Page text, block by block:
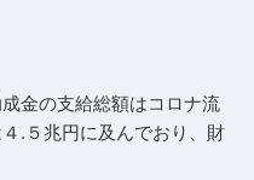
金の支給総額はコロナ流
.５兆円に及んでおり、財